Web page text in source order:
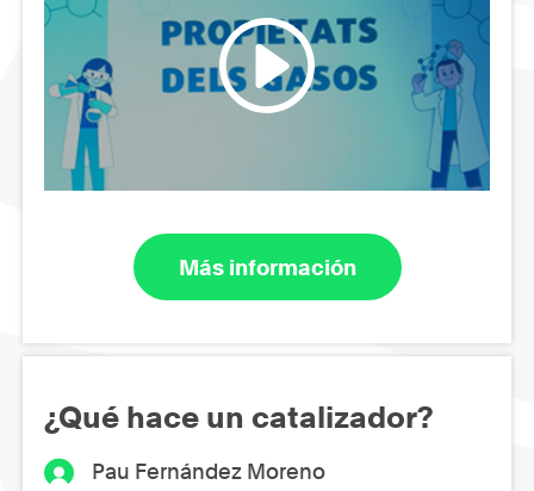
Más información
¿Qué hace un catalizador?
Pau Fernández Moreno